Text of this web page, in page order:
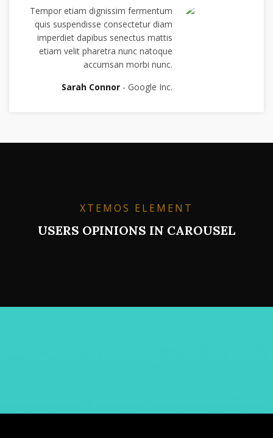
Tempor etiam dignissim fermentum
quis suspendisse consectetur diam
imperdiet dapibus senectus mattis
etiam velit pharetra nunc natoque
accumsan morbi nunc.
Sarah Connor
Google Inc.
XTEMOS ELEMENT
USERS OPINIONS IN CAROUSEL